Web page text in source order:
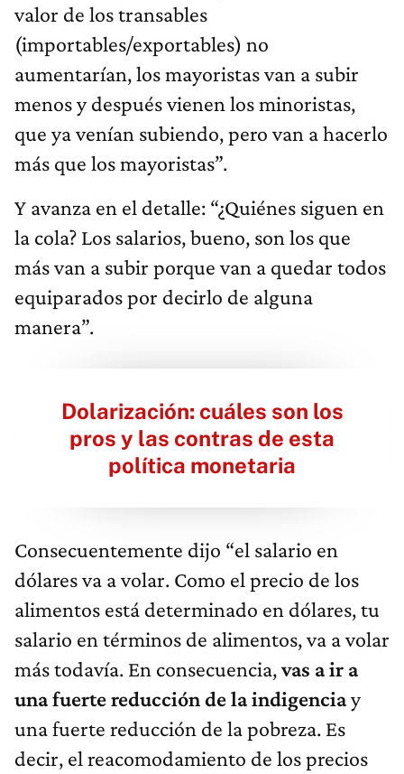
valor de los transables
(importables/exportables) no
aumentarían, los mayoristas van a subir
menos y después vienen los minoristas,
que ya venían subiendo, pero van a hacerlo
más que los mayoristas”.
Y avanza en el detalle: “¿Quiénes siguen en
la cola? Los salarios, bueno, son los que
más van a subir porque van a quedar todos
equiparados por decirlo de alguna
manera”.
Dolarización: cuáles son los
pros y las contras de esta
política monetaria
Consecuentemente dijo “el salario en
dólares va a volar. Como el precio de los
alimentos está determinado en dólares, tu
salario en términos de alimentos, va a volar
más todavía. En consecuencia,vas a ir a
una fuerte reducción de la indigenciay
una fuerte reducción de la pobreza. Es
decir, el reacomodamiento de los precios